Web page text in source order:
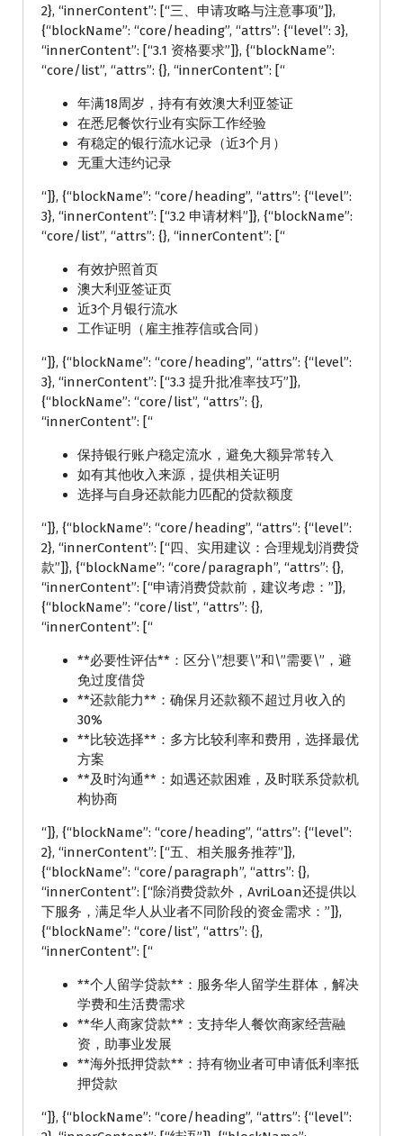
2}, “innerContent”: [“三、申请攻略与注意事项”]},
{“blockName”: “core/heading”, “attrs”: {“level”: 3},
“innerContent”: [“3.1 资格要求”]}, {“blockName”:
“core/list”, “attrs”: {}, “innerContent”: [“
年满18周岁，持有有效澳大利亚签证
在悉尼餐饮行业有实际工作经验
有稳定的银行流水记录（近3个月）
无重大违约记录
“]}, {“blockName”: “core/heading”, “attrs”: {“level”:
3}, “innerContent”: [“3.2 申请材料”]}, {“blockName”:
“core/list”, “attrs”: {}, “innerContent”: [“
有效护照首页
澳大利亚签证页
近3个月银行流水
工作证明（雇主推荐信或合同）
“]}, {“blockName”: “core/heading”, “attrs”: {“level”:
3}, “innerContent”: [“3.3 提升批准率技巧”]},
{“blockName”: “core/list”, “attrs”: {},
“innerContent”: [“
保持银行账户稳定流水，避免大额异常转入
如有其他收入来源，提供相关证明
选择与自身还款能力匹配的贷款额度
“]}, {“blockName”: “core/heading”, “attrs”: {“level”:
2}, “innerContent”: [“四、实用建议：合理规划消费贷
款”]}, {“blockName”: “core/paragraph”, “attrs”: {},
“innerContent”: [“申请消费贷款前，建议考虑：”]},
{“blockName”: “core/list”, “attrs”: {},
“innerContent”: [“
**必要性评估**：区分\”想要\”和\”需要\”，避
免过度借贷
**还款能力**：确保月还款额不超过月收入的
30%
**比较选择**：多方比较利率和费用，选择最优
方案
**及时沟通**：如遇还款困难，及时联系贷款机
构协商
“]}, {“blockName”: “core/heading”, “attrs”: {“level”:
2}, “innerContent”: [“五、相关服务推荐”]},
{“blockName”: “core/paragraph”, “attrs”: {},
“innerContent”: [“除消费贷款外，AvriLoan还提供以
下服务，满足华人从业者不同阶段的资金需求：”]},
{“blockName”: “core/list”, “attrs”: {},
“innerContent”: [“
**个人留学贷款**：服务华人留学生群体，解决
学费和生活费需求
**华人商家贷款**：支持华人餐饮商家经营融
资，助事业发展
**海外抵押贷款**：持有物业者可申请低利率抵
押贷款
“]}, {“blockName”: “core/heading”, “attrs”: {“level”: